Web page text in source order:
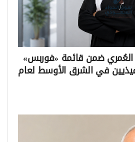
العُمري ضمن قائمة «فوربس»
في الشرق الأوسط لعام